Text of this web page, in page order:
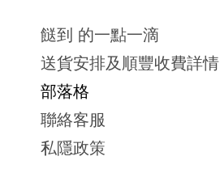
餸到 的一點一滴
送貨安排及順豐收費詳情
部落格
聯絡客服
私隱政策